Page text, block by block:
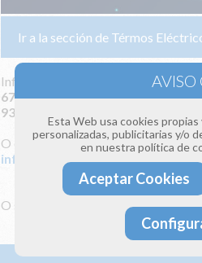
Ir a la sección de Térmos
Infórmate llamándonos a los
672 115 393
931 164 154
O enviándonos un correo
info@clima4estaciones.com
O solicita más información
Esta Web usa cookies
personalizadas, publicitarias y/o
en nuestra política de
Aceptar Cookies